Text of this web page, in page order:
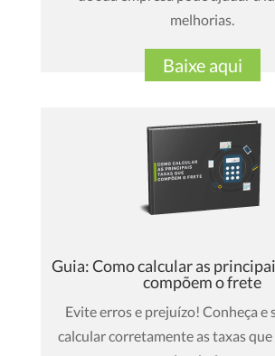
melhorias.
Baixe aqui
Guia: Como calcular as
compõem o frete
Evite erros e prejuízo! Conheça e
calcular corretamente as taxas